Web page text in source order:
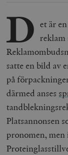
D et är
reklam
satte en bild av
på
därmed anses
Platsannonsen
pronomen,